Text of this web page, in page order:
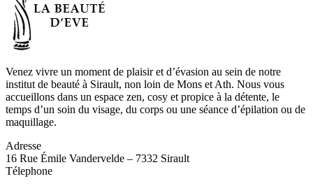
Venez vivre un moment de plaisir et d’évasion au sein de notre
institut de beauté à Sirault, non loin de Mons et Ath. Nous vous
accueillons dans un espace zen, cosy et propice à la détente, le
temps d’un soin du visage, du corps ou une séance d’épilation ou de
maquillage.
Adresse
16 Rue Émile Vandervelde – 7332 Sirault
Télephone